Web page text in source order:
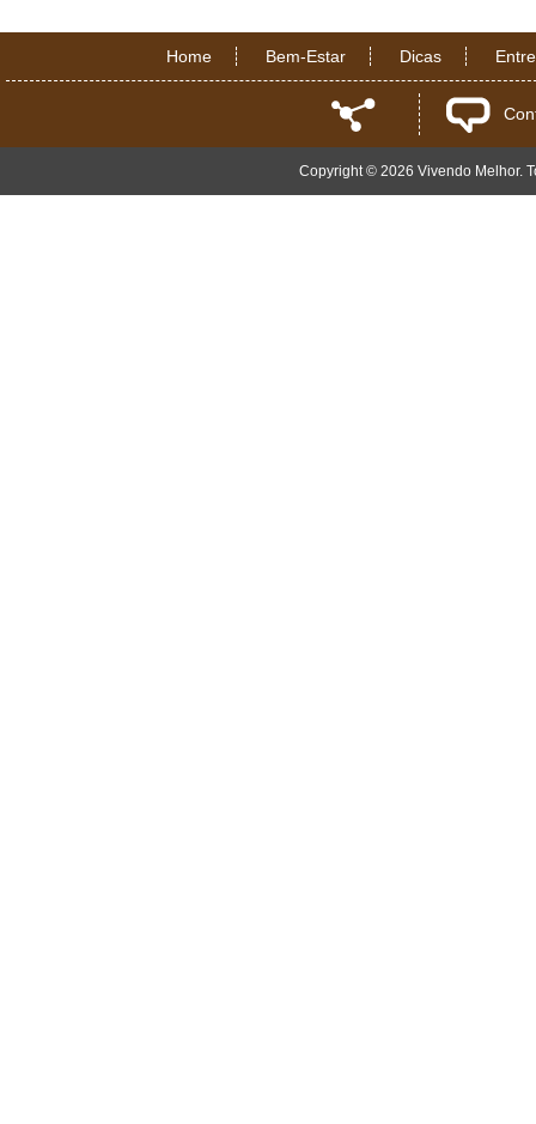
Home Bem-Estar Dicas
Copyright © 2026 Vivendo Melhor.